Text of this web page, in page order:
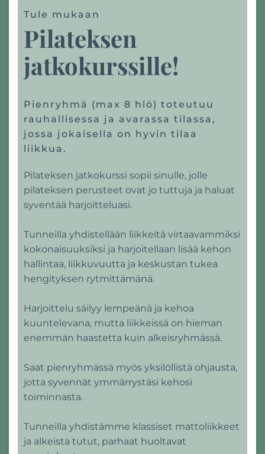
Tule mukaan
Pilateksen
jatkokurssille!
Pienryhmä (max 8 hlö) toteutuu
rauhallisessa ja avarassa tilassa,
jossa jokaisella on hyvin tilaa
liikkua.
Pilateksen jatkokurssi sopii sinulle, jolle
pilateksen perusteet ovat jo tuttuja ja haluat
syventää harjoitteluasi.
Tunneilla yhdistellään liikkeitä virtaavammiksi
kokonaisuuksiksi ja harjoitellaan lisää kehon
hallintaa, liikkuvuutta ja keskustan tukea
hengityksen rytmittämänä.
Harjoittelu säilyy lempeänä ja kehoa
kuuntelevana, mutta liikkeissä on hieman
enemmän haastetta kuin alkeisryhmässä.
Saat pienryhmässä myös yksilöllistä ohjausta,
jotta syvennät ymmärrystäsi kehosi
toiminnasta.
Tunneilla yhdistämme klassiset mattoliikkeet
ja alkeista tutut, parhaat huoltavat